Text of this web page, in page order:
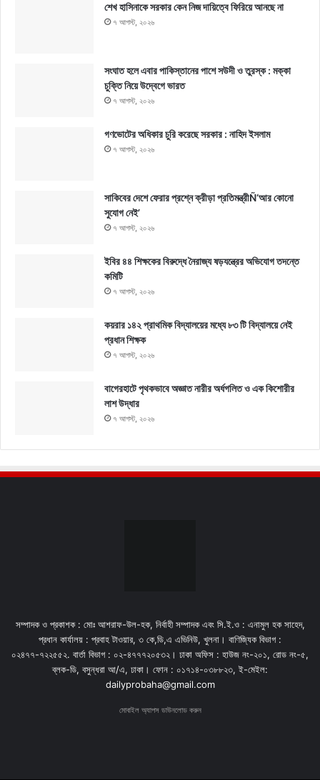
শেখ হাসিনাকে সরকার কেন নিজ দায়িত্বে ফিরিয়ে আনছে না
৭ আগস্ট, ২০২৬
সংঘাত হলে এবার পাকিস্তানের পাশে সউদী ও তুরস্ক : মক্কা
চুক্তি নিয়ে উদ্বেগে ভারত
৭ আগস্ট, ২০২৬
গণভোটের অধিকার চুরি করেছে সরকার : নাহিদ ইসলাম
৭ আগস্ট, ২০২৬
সাকিবের দেশে ফেরার প্রশ্নে ক্রীড়া প্রতিমন্ত্রীÑ‘আর কোনো
সুযোগ নেই’
৭ আগস্ট, ২০২৬
ইবির ৪৪ শিক্ষকের বিরুদ্ধে নৈরাজ্য ষড়যন্ত্রের অভিযোগ তদন্তে
কমিটি
৭ আগস্ট, ২০২৬
কয়রার ১৪২ প্রাথমিক বিদ্যালয়ের মধ্যে ৮৩ টি বিদ্যালয়ে নেই
প্রধান শিক্ষক
৭ আগস্ট, ২০২৬
বাগেরহাটে পৃথকভাবে অজ্ঞাত নারীর অর্ধগলিত ও এক কিশোরীর
লাশ উদ্ধার
৭ আগস্ট, ২০২৬
সম্পাদক ও প্রকাশক : মোঃ আশরাফ-উল-হক, নির্বাহী সম্পাদক এবং সি.ই.ও : এনামুল হক সাহেদ,
প্রধান কার্যালয় : প্রবাহ টাওয়ার, ৩ কে,ডি,এ এভিনিউ, খুলনা। বাণিজ্যিক বিভাগ :
০২৪৭৭-৭২২৫৫২. বার্তা বিভাগ : ০২-৪৭৭৭২০৫৩২। ঢাকা অফিস : হাউজ নং-২০১, রোড নং-৫,
ব্লক-ডি, বসুন্ধরা আ/এ, ঢাকা। ফোন : ০১৭১৪-০৩৮৮২৩, ই-মেইল:
dailyprobaha@gmail.com
মোবাইল অ্যাপস ডাউনলোড করুন